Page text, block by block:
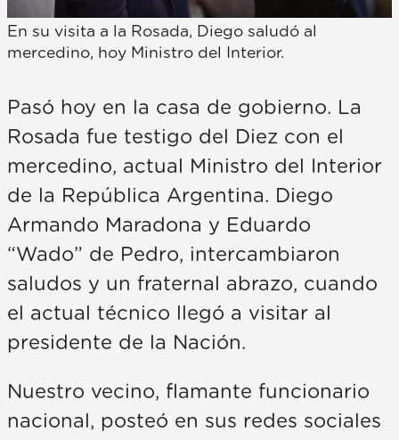
En su visita a la Rosada, Diego saludó al
mercedino, hoy Ministro del Interior.
Pasó hoy en la casa de gobierno. La
Rosada fue testigo del Diez con el
mercedino, actual Ministro del Interior
de la República Argentina. Diego
Armando Maradona y Eduardo
“Wado” de Pedro, intercambiaron
saludos y un fraternal abrazo, cuando
el actual técnico llegó a visitar al
presidente de la Nación.
Nuestro vecino, flamante funcionario
nacional, posteó en sus redes sociales